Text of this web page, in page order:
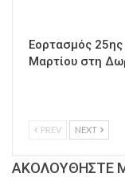
Εορτασμός 25ης
Μαρτίου στη
PREV NEXT
ΑΚΟΛΟΥΘΗΣΤΕ